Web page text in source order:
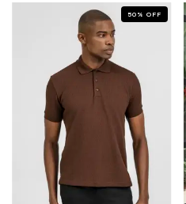
50 % OFF